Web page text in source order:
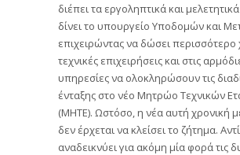
διέπει τα εργοληπτικά και
δίνει το υπουργείο Υποδομών και
επιχειρώντας να δώσει περισσότερο
τεχνικές επιχειρήσεις και στις
υπηρεσίες να ολοκληρώσουν τις
ένταξης στο νέο Μητρώο Τεχνικών
(ΜΗΤΕ). Ωστόσο, η νέα αυτή χρονική
δεν έρχεται να κλείσει το ζήτημα.
αναδεικνύει για ακόμη μία φορά τις